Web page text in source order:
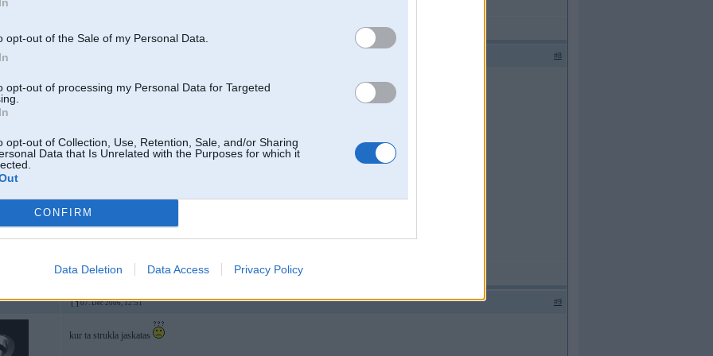
opt-out of the Sale of my Personal Data.
opt-out of processing my Personal Data for Targeted
opt-out of Collection, Use, Retention, Sale, and/or Sharing
Data that Is Unrelated with the Purposes for which it
CONFIRM
Data Deletion Data Access Privacy Policy
#8
O.K - paldies par padomiem.
VIN Info and History Reports for BMW/MINI/ALPINA/ Land Rover/Jaguar/Volvo / Opel/AUDI/VW/
MERCEDES/PEUGEOT/CITROEN
:)
07. Dec 2006, 12:51 #9
kur ta strukla jaskatas